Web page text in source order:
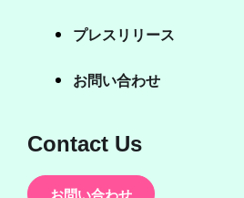
プレスリリース
お問い合わせ
Contact Us
お問い合わせ